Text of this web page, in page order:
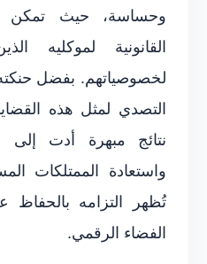
وحساسة، حيث تمكن
القانونية لموكليه
لخصوصياتهم. بفضل حنكته
التصدي لمثل هذه
نتائج مبهرة أدت إلى
واستعادة الممتلكات
تُظهر التزامه
الفضاء الرقمي.